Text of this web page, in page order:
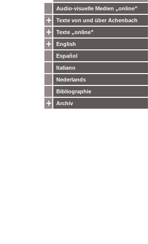
Audio-visuelle Medien „online”
Texte von und über Achenbach
Texte „online”
English
Español
Italiano
Nederlands
Bibliographie
Archiv